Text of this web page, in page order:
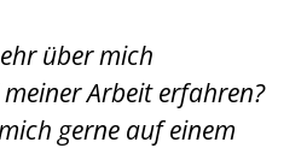
über mich
Arbeit erfahren?
gerne auf einem